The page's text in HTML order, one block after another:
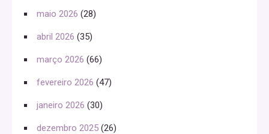
maio 2026 (28)
abril 2026 (35)
março 2026 (66)
fevereiro 2026 (47)
janeiro 2026 (30)
dezembro 2025 (26)